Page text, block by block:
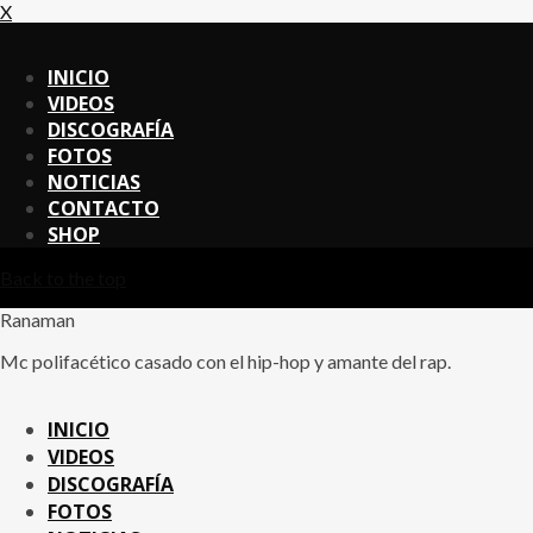
X
INICIO
VIDEOS
DISCOGRAFÍA
FOTOS
NOTICIAS
CONTACTO
SHOP
Ranaman
Mc polifacético casado con el hip-hop y amante del rap.
INICIO
VIDEOS
DISCOGRAFÍA
FOTOS